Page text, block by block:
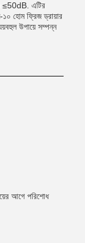
≤50dB. এটির
হোম ফ্রিজ ড্রায়ার
উপায়ে সম্পন্ন
আগে পরিশোধ